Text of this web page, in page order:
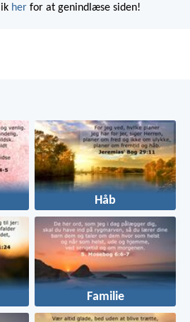
her for at genindlæse siden!
Håb
Familie